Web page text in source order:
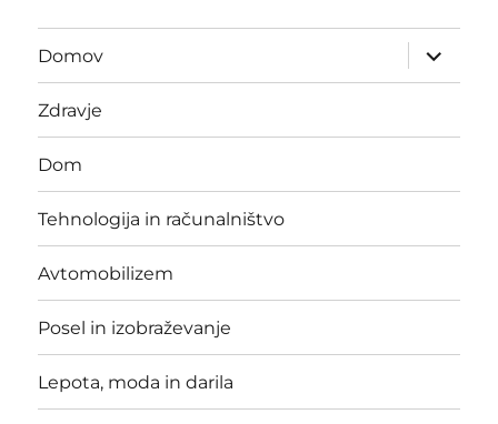
Domov
expand
child
menu
Zdravje
Dom
Tehnologija in računalništvo
Avtomobilizem
Posel in izobraževanje
Lepota, moda in darila